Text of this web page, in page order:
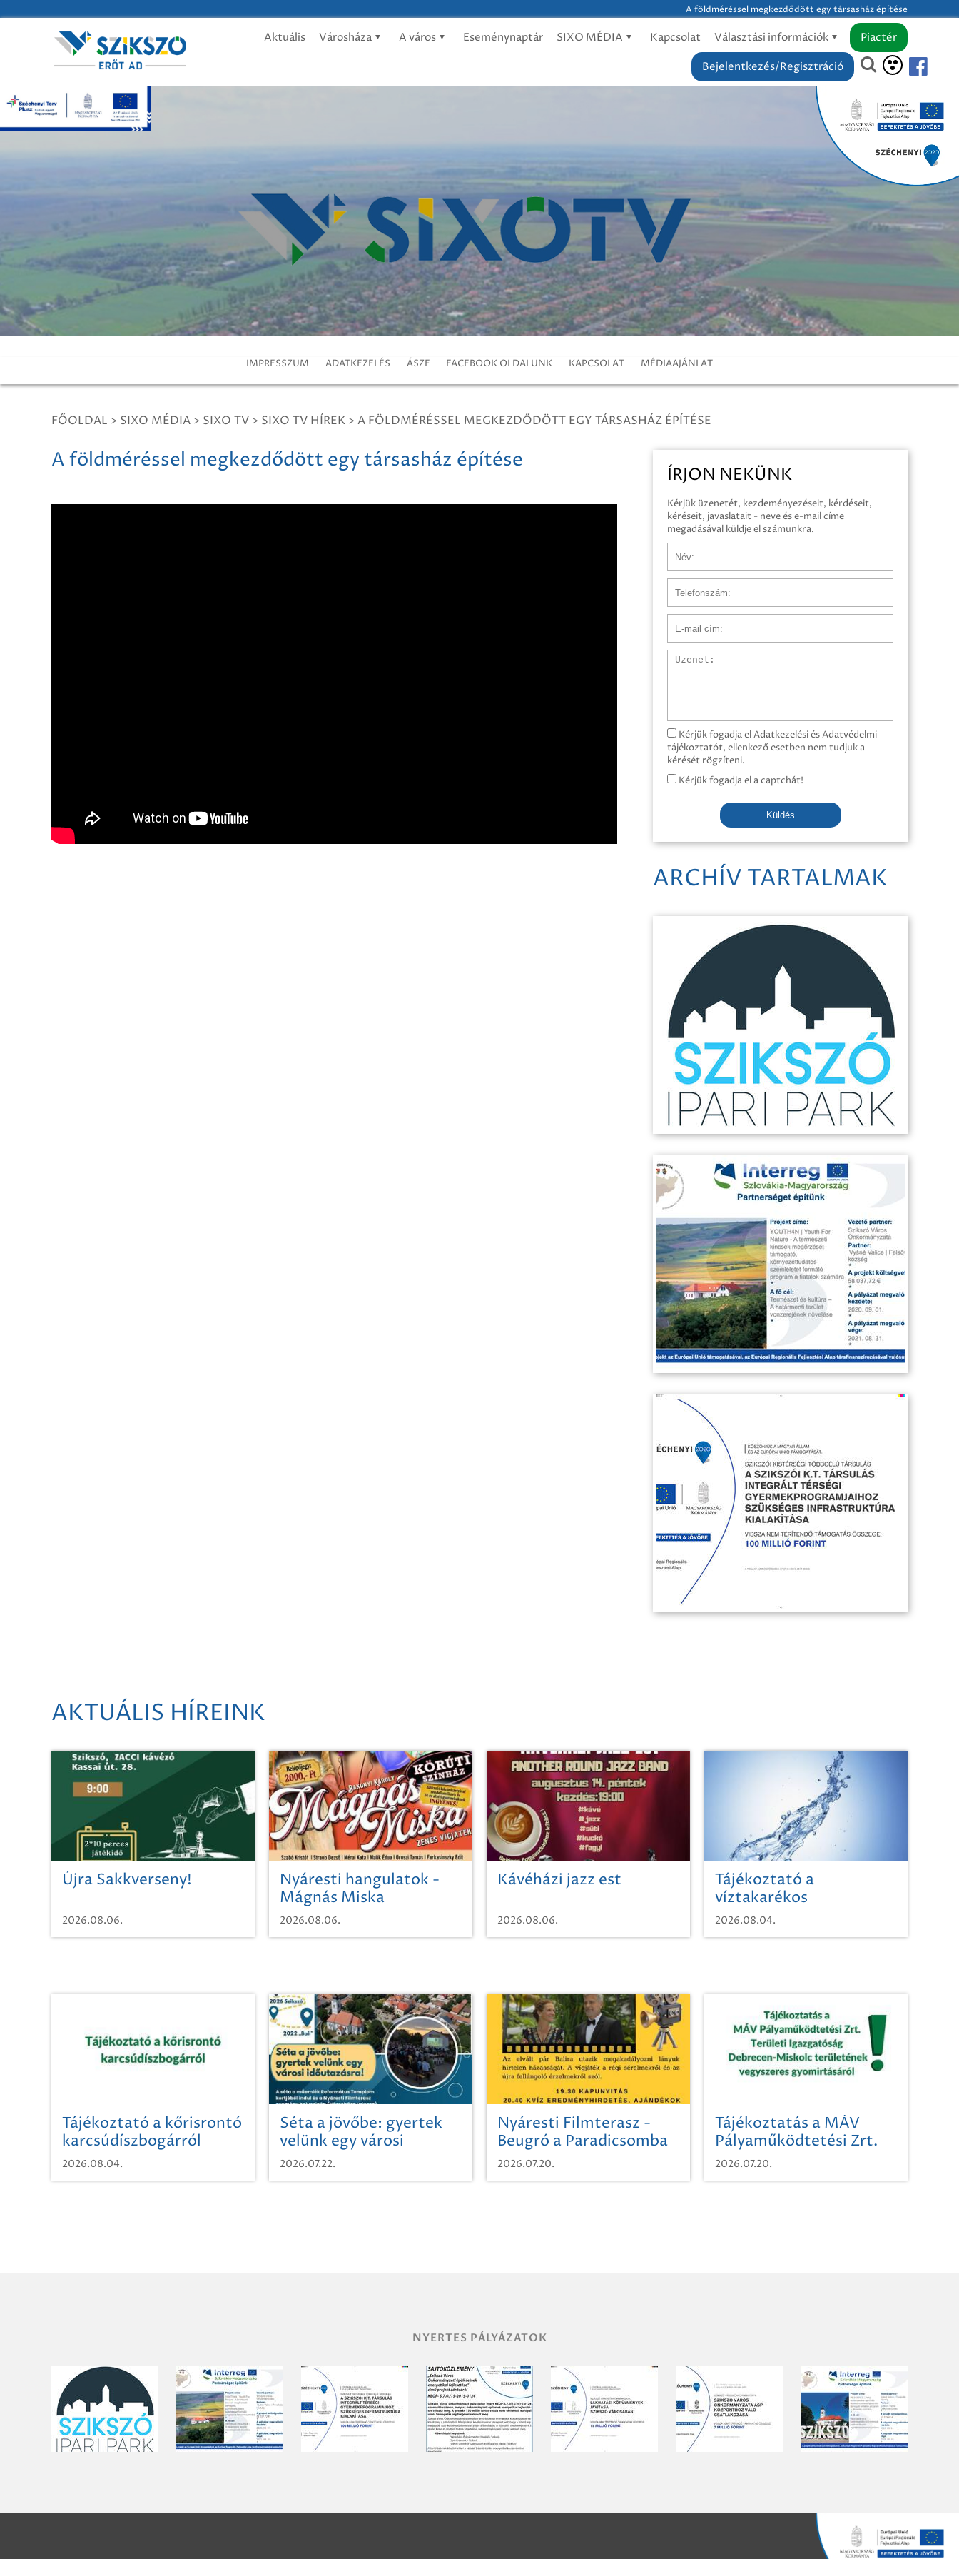
A földméréssel megkezdődött egy társasház építése
Aktuális Városháza A város Eseménynaptár SIXO MÉDIA Kapcsolat Választási információk
Piactér
Bejelentkezés/Regisztráció
IMPRESSZUM ADATKEZELÉS ÁSZF FACEBOOK OLDALUNK KAPCSOLAT MÉDIAAJÁNLAT
FŐOLDAL > SIXO MÉDIA > SIXO TV > SIXO TV HÍREK > A FÖLDMÉRÉSSEL MEGKEZDŐDÖTT EGY TÁRSASHÁZ ÉPÍTÉSE
A földméréssel megkezdődött egy társasház építése
ÍRJON NEKÜNK
Kérjük üzenetét, kezdeményezéseit, kérdéseit,
kéréseit, javaslatait - neve és e-mail címe
megadásával küldje el számunkra.
Üzenet
Kérjük fogadja el Adatkezelési és Adatvédelmi
tájékoztatót, ellenkező esetben nem tudjuk a
kérését rögzíteni.
Kérjük fogadja el a captchát!
Küldés
ARCHÍV TARTALMAK
AKTUÁLIS HÍREINK
Újra Sakkverseny!
2026.08.06.
Nyáresti hangulatok -
Mágnás Miska
2026.08.06.
Kávéházi jazz est
2026.08.06.
Tájékoztató a
víztakarékos
vízhasználatról
2026.08.04.
Tájékoztató a kőrisrontó
karcsúdíszbogárról
2026.08.04.
Séta a jövőbe: gyertek
velünk egy városi
időutazásra!
2026.07.22.
Nyáresti Filmterasz -
Beugró a Paradicsomba
2026.07.20.
Tájékoztatás a MÁV
Pályaműködtetési Zrt.
Területi Igazgatóság
Debrecen-Miskolc
2026.07.20.
NYERTES PÁLYÁZATOK